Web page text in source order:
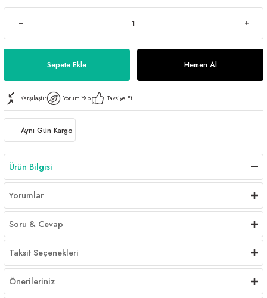
Sepete Ekle Hemen Al
Karşılaştır Yorum Yap Tavsiye Et
Aynı Gün Kargo
Ürün Bilgisi
Yorumlar
Soru & Cevap
Taksit Seçenekleri
Önerileriniz